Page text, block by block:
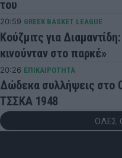
του
20:59 GREEK BASKET LEAGUE
Κούζμιτς για
κινούνταν στο παρκέ»
20:26 ΕΠΙΚΑΙΡΟΤΗΤΑ
Δώδεκα συλλήψεις στο
ΤΣΣΚΑ 1948
ΟΛΕΣ